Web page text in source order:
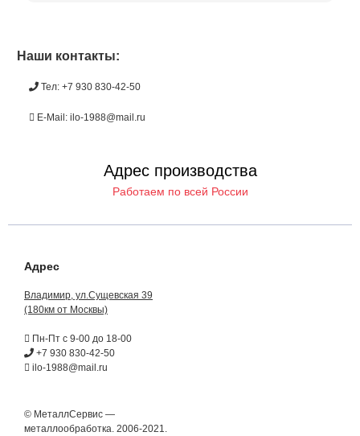
Наши контакты:
Тел: +7 930 830-42-50
E-Mail: ilo-1988@mail.ru
Адрес производства
Работаем по всей России
Адрес
Владимир, ул.Сущевская 39
(180км от Москвы)
Пн-Пт с 9-00 до 18-00
+7 930 830-42-50
ilo-1988@mail.ru
© МеталлСервис —
металлообработка. 2006-2021.